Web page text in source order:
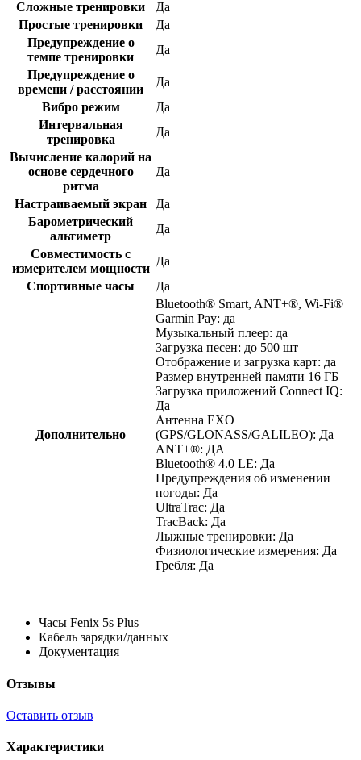
Сложные тренировки
Да
Простые тренировки
Да
Предупреждение о
темпе тренировки
Да
Предупреждение о
времени / расстоянии
Да
Вибро режим
Да
Интервальная
тренировка
Да
Вычисление калорий на
основе сердечного
ритма
Да
Настраиваемый экран
Да
Барометрический
альтиметр
Да
Совместимость с
измерителем мощности
Да
Спортивные часы
Да
Дополнительно
Bluetooth® Smart, ANT+®, Wi-Fi®
Garmin Pay: да
Музыкальный плеер: да
Загрузка песен: до 500 шт
Отображение и загрузка карт: да
Размер внутренней памяти 16 ГБ
Загрузка приложений Connect IQ:
Да
Антенна EXO
(GPS/GLONASS/GALILEO): Да
ANT+®: ДА
Bluetooth® 4.0 LE: Да
Предупреждения об изменении
погоды: Да
UltraTrac: Да
TracBack: Да
Лыжные тренировки: Да
Физиологические измерения: Да
Гребля: Да
Часы Fenix 5s Plus
Кабель зарядки/данных
Документация
Отзывы
Оставить отзыв
Характеристики